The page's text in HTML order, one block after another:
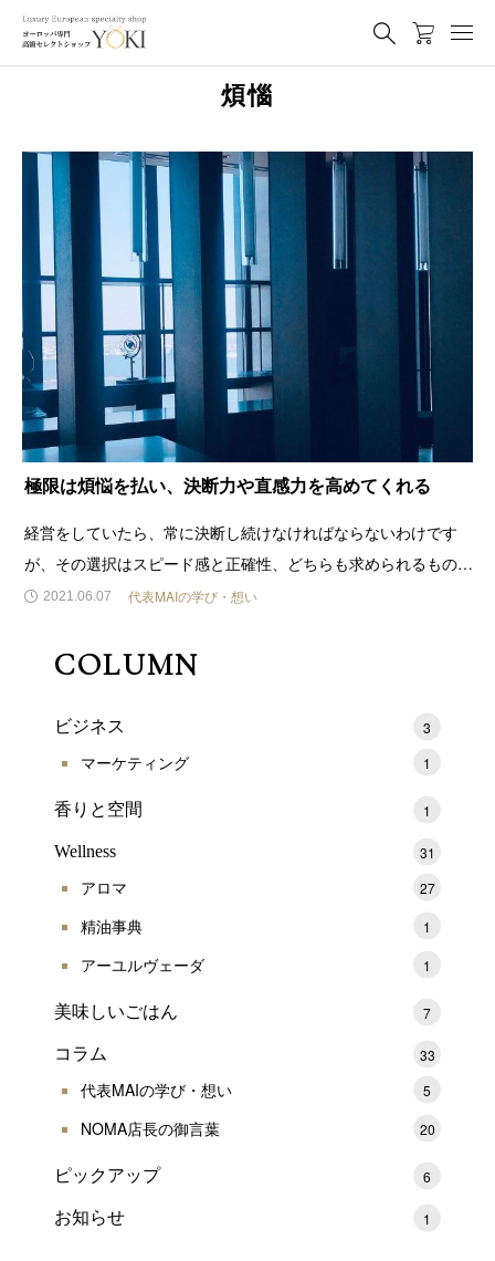
煩惱
極限は煩悩を払い、決断力や直感力を高めてくれる
経営をしていたら、常に決断し続けなければならないわけです
が、その選択はスピード感と正確性、どちらも求められるもので
す。あなたはどのような工夫をされていますか。わたしは、極限
とを大切にしています。極限は煩惱を払い本筋へと導いてくれま
2021.06.07 代表MAIの学び・想い
COLUMN
ビジネス 3
マーケティング 1
香りと空間 1
Wellness 31
アロマ 27
精油事典 1
アーユルヴェーダ 1
美味しいごはん 7
コラム 33
代表MAIの学び・想い 5
NOMA店長の御言葉 20
ピックアップ 6
お知らせ 1